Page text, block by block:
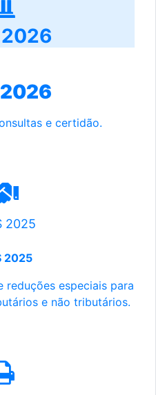
2026
e certidão.
2025
2025
reduções especiais para
e não tributários.